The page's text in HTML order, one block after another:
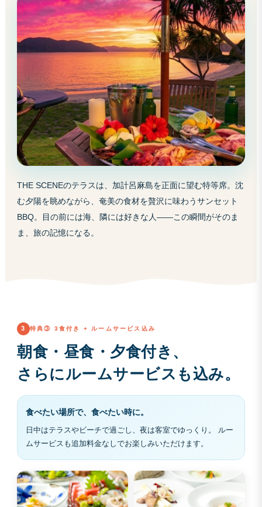
THE SCENEのテラスは、加計呂麻島を正面に望む特等席。沈
む夕陽を眺めながら、奄美の食材を贅沢に味わうサンセット
BBQ。目の前には海、隣には好きな人——この瞬間がそのま
ま、旅の記憶になる。
3 特典③ 3食付き + ルームサービス込み
朝食・昼食・夕食付き、
さらにルームサービスも込み。
食べたい場所で、食べたい時に。
日中はテラスやビーチで過ごし、夜は客室でゆっくり。 ルー
ムサービスも追加料金なしでお楽しみいただけます。